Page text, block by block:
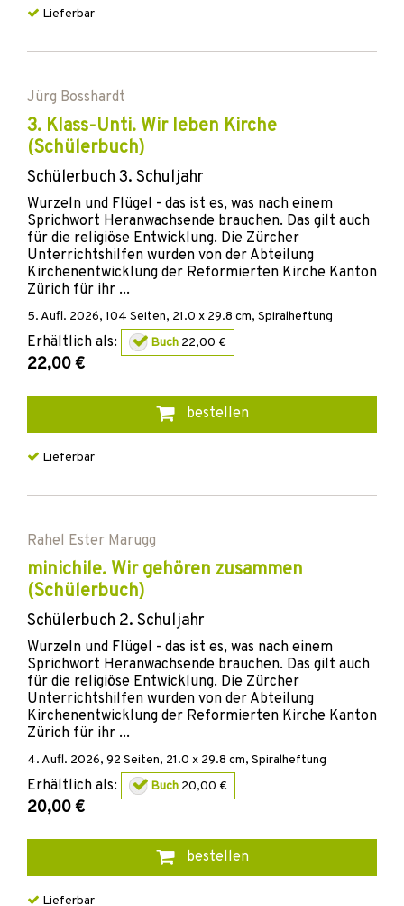
Lieferbar
Jürg Bosshardt
3. Klass-Unti. Wir leben Kirche
(Schülerbuch)
Schülerbuch 3. Schuljahr
Wurzeln und Flügel - das ist es, was nach einem
Sprichwort Heranwachsende brauchen. Das gilt auch
für die religiöse Entwicklung. Die Zürcher
Unterrichtshilfen wurden von der Abteilung
Kirchenentwicklung der Reformierten Kirche Kanton
Zürich für ihr ...
5. Aufl. 2026, 104 Seiten, 21.0 x 29.8 cm, Spiralheftung
Erhältlich als: Buch 22,00 €
22,00 €
bestellen
Lieferbar
Rahel Ester Marugg
minichile. Wir gehören zusammen
(Schülerbuch)
Schülerbuch 2. Schuljahr
Wurzeln und Flügel - das ist es, was nach einem
Sprichwort Heranwachsende brauchen. Das gilt auch
für die religiöse Entwicklung. Die Zürcher
Unterrichtshilfen wurden von der Abteilung
Kirchenentwicklung der Reformierten Kirche Kanton
Zürich für ihr ...
4. Aufl. 2026, 92 Seiten, 21.0 x 29.8 cm, Spiralheftung
Erhältlich als: Buch 20,00 €
20,00 €
bestellen
Lieferbar